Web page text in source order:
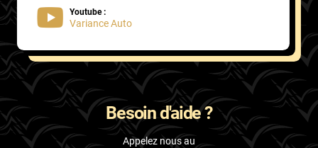
Youtube :
Variance Auto
Besoin d'aide ?
Appelez nous au